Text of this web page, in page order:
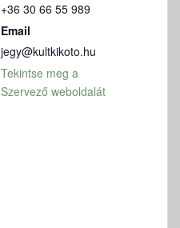
+36 30 66 55 989
Email
jegy@kultkikoto.hu
Tekintse meg a
Szervező weboldalát